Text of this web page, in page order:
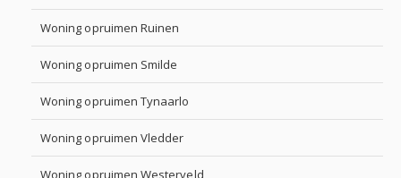
Woning opruimen Ruinen
Woning opruimen Smilde
Woning opruimen Tynaarlo
Woning opruimen Vledder
Woning opruimen Westerveld